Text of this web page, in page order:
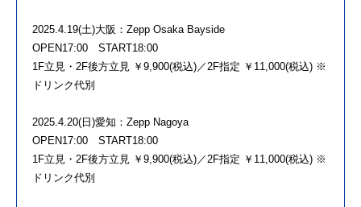
2025.4.19(土)大阪：Zepp Osaka Bayside
OPEN17:00 START18:00
1F立見・2F後方立見 ￥9,900(税込)／2F指定 ￥11,000(税込) ※
ドリンク代別
2025.4.20(日)愛知：Zepp Nagoya
OPEN17:00 START18:00
1F立見・2F後方立見 ￥9,900(税込)／2F指定 ￥11,000(税込) ※
ドリンク代別